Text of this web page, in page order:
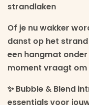
strandlaken
Of je nu wakker
danst op het
een hangmat
moment vraagt om
✨Bubble & Blend
essentials voor